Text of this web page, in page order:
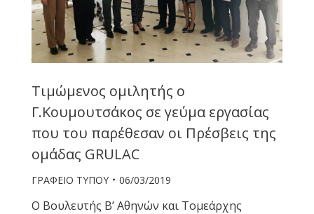
Τιμώμενος ομιλητής ο
Γ.Κουμουτσάκος σε γεύμα εργασίας
που του παρέθεσαν οι Πρέσβεις της
ομάδας GRULAC
ΓΡΑΦΕΙΟ ΤΥΠΟΥ 06/03/2019
Ο Βουλευτής Β’ Αθηνών και Τομεάρχης